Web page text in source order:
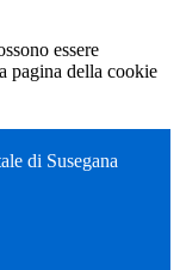
essere
pagina della cookie
di Susegana